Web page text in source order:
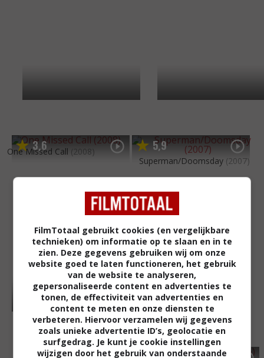
3,6
One Missed Call (2008) 5,9
Superman/Doomsday (2007)
FilmTotaal gebruikt cookies (en vergelijkbare
technieken) om informatie op te slaan en in te
zien. Deze gegevens gebruiken wij om onze
website goed te laten functioneren, het gebruik
van de website te analyseren,
gepersonaliseerde content en advertenties te
tonen, de effectiviteit van advertenties en
content te meten en onze diensten te
verbeteren. Hiervoor verzamelen wij gegevens
zoals unieke advertentie ID’s, geolocatie en
surfgedrag. Je kunt je cookie instellingen
wijzigen door het gebruik van onderstaande